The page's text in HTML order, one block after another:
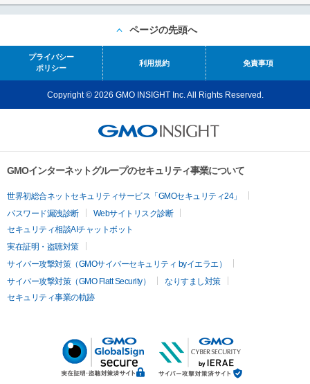
ページの先頭へ
プライバシー
ポリシー
利用規約 免責事項
Copyright © 2026 GMO INSIGHT Inc. All Rights Reserved.
GMOインターネットグループのセキュリティ事業について
世界初総合ネットセキュリティサービス「GMOセキュリティ24」
パスワード漏洩診断
Webサイトリスク診断
セキュリティ相談AIチャットボット
実在証明・盗聴対策
サイバー攻撃対策（GMOサイバーセキュリティ byイエラエ）
サイバー攻撃対策（GMO Flatt Security）
なりすまし対策
セキュリティ事業の軌跡